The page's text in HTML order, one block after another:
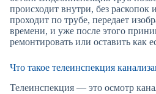
происходит внутри, без раскопок
проходит по трубе, передает
времени, и уже после этого
ремонтировать или оставить как
Что такое телеинспекция
Телеинспекция — это осмотр